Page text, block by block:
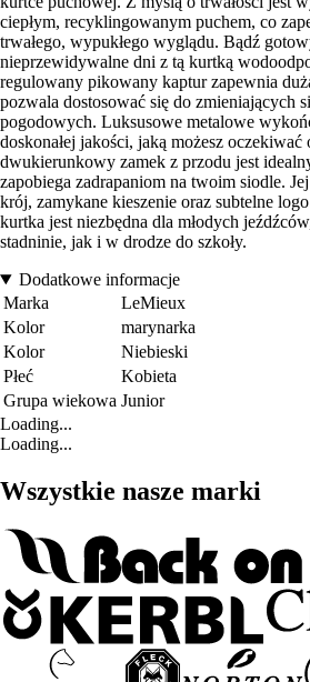
ciepłym, recyklingowanym puchem, co
trwałego, wypukłego wyglądu. Bądź
nieprzewidywalne dni z tą kurtką
regulowany pikowany kaptur zapewnia
pozwala dostosować się do zmieniających
pogodowych. Luksusowe metalowe
doskonałej jakości, jaką możesz
dwukierunkowy zamek z przodu jest
zapobiega zadrapaniom na twoim siodle.
krój, zamykane kieszenie oraz subtelne
kurtka jest niezbędna dla młodych
stadninie, jak i w drodze do szkoły.
Dodatkowe informacje
Marka
LeMieux
Kolor
marynarka
Kolor
Niebieski
Płeć
Kobieta
Grupa wiekowa Junior
Loading...
Loading...
Wszystkie nasze marki